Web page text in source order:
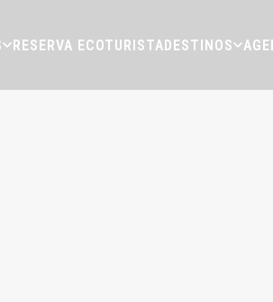
RESERVA ECOTURISTADESTINOS